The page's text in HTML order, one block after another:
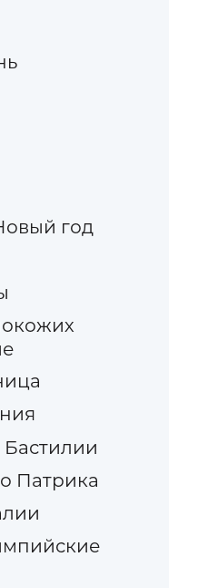
год
Бастилии
Патрика